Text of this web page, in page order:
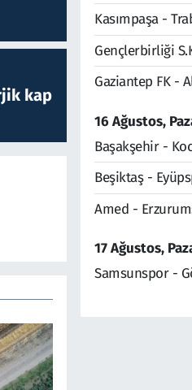
kap
Kasımpaşa -
Gençlerbirliği
Gaziantep FK -
16 Ağustos,
Başakşehir -
Beşiktaş -
Amed -
17 Ağustos,
Samsunspor -